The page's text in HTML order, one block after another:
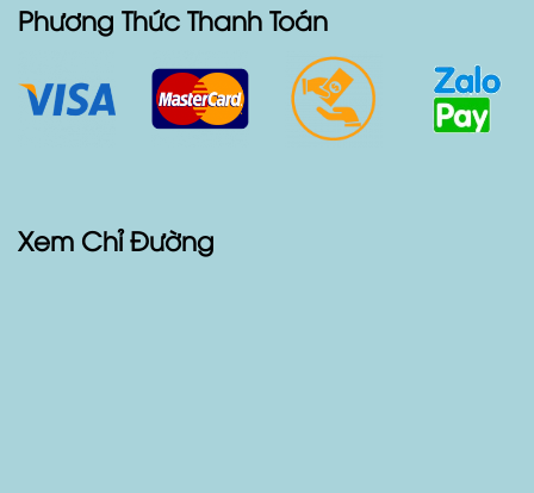
Phương Thức Thanh Toán
Xem Chỉ Đường